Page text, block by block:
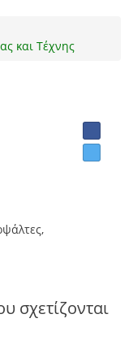
και Τέχνης
σχετίζονται